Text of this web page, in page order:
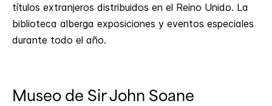
títulos extranjeros distribuidos en el Reino Unido. La
biblioteca alberga exposiciones y eventos especiales
durante todo el año.
Museo de Sir John Soane